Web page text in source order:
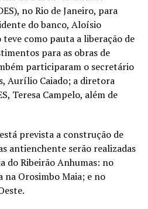
no Rio de Janeiro, para
do banco, Aloísio
como pauta a liberação de
para as obras de
participaram o secretário
Aurílio Caiado; a diretora
Teresa Campelo, além de
prevista a construção de
antienchente serão realizadas
do Ribeirão Anhumas: no
na Orosimbo Maia; e no